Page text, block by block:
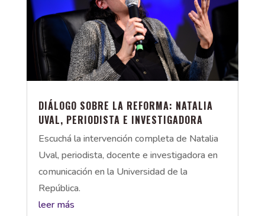
DIÁLOGO SOBRE LA REFORMA: NATALIA
UVAL, PERIODISTA E INVESTIGADORA
Escuchá la intervención completa de Natalia
Uval, periodista, docente e investigadora en
comunicación en la Universidad de la
República.
leer más